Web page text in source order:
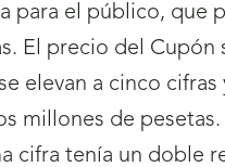
para el público, que
El precio del Cupón
elevan a cinco
millones de
cifra tenía un doble